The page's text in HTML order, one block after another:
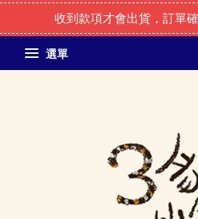
收到款項才會出貨，訂單
選單